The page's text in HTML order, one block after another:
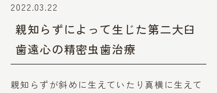
2022.03.22
親知らずによって生じた第二大臼
歯遠心の精密虫歯治療
親知らずが斜めに生えていたり真横に生えて